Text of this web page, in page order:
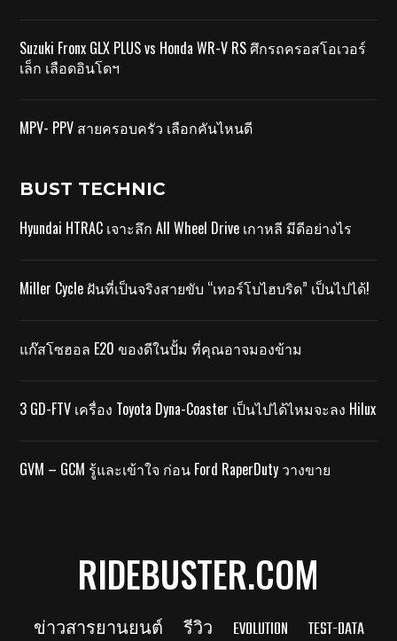
Suzuki Fronx GLX PLUS vs Honda WR-V RS ศึกรถครอสโอเวอร์
เล็ก เลือดอินโดฯ
MPV- PPV สายครอบครัว เลือกคันไหนดี
BUST TECHNIC
Hyundai HTRAC เจาะลึก All Wheel Drive เกาหลี มีดีอย่างไร
Miller Cycle ฝันที่เป็นจริงสายขับ “เทอร์โบไฮบริด” เป็นไปได้!
แก๊สโซฮอล E20 ของดีในปั้ม ที่คุณอาจมองข้าม
3 GD-FTV เครื่อง Toyota Dyna-Coaster เป็นไปได้ไหมจะลง Hilux
GVM – GCM รู้และเข้าใจ ก่อน Ford RaperDuty วางขาย
RIDEBUSTER.COM
ข่าวสารยานยนต์ รีวิว EVOLUTION TEST-DATA